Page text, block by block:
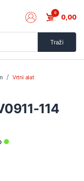
Traži
0 0,00
Vrtni alat
114